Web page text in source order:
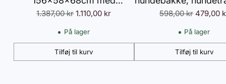
Asfalttag, Smådyrshus
Udendørs Indendørs,
Gulvbakke & Rampe,
Orange
Normalpris
1.387,00 kr 1.110,00 kr
På lager
Tilføj til kurv
Antal
biler og SUV'er,
hundebilrampe til
små dyr op til 68
154x40 cm, sort
Normalpris
598,00 kr 479,00
På lager
Tilføj til kurv
Antal